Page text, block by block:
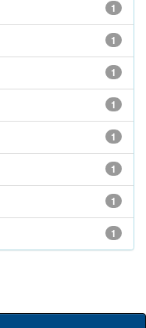
1
1
1
1
1
1
1
1